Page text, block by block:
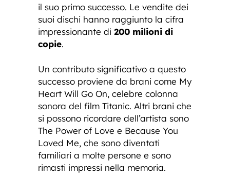
il suo primo successo. Le vendite dei
suoi dischi hanno raggiunto la cifra
impressionante di 200 milioni di
copie.
Un contributo significativo a questo
successo proviene da brani come My
Heart Will Go On, celebre colonna
sonora del film Titanic. Altri brani che
si possono ricordare dell’artista sono
The Power of Love e Because You
Loved Me, che sono diventati
familiari a molte persone e sono
rimasti impressi nella memoria.